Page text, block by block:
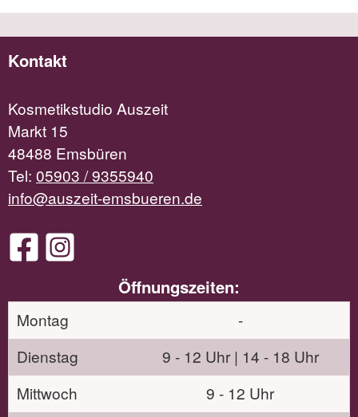
Kontakt
Kosmetikstudio Auszeit
Markt 15
48488 Emsbüren
Tel: 05903 / 9355940
info@auszeit-emsbueren.de
Öffnungszeiten:
Montag
-
Dienstag
9 - 12 Uhr | 14 - 18 Uhr
Mittwoch
9 - 12 Uhr